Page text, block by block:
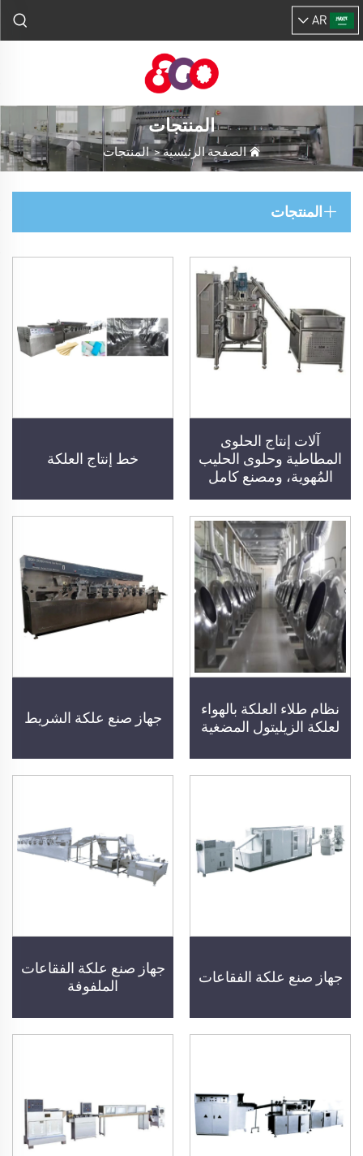
AR
المنتجات
الصفحة الرئيسية>المنتجات
المنتجات
آلات إنتاج الحلوى
المطاطية وحلوى الحليب
المُهوية، ومصنع كامل
خط إنتاج العلكة
نظام طلاء العلكة بالهواء
لعلكة الزيليتول المضغية
جهاز صنع علكة الشريط
جهاز صنع علكة الفقاعات
جهاز صنع علكة الفقاعات
الملفوفة